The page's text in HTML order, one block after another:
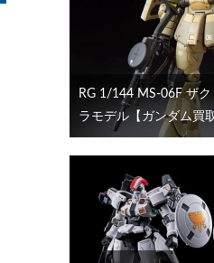
RG 1/144 MS-06F ザ
ラモデル【ガンダム買